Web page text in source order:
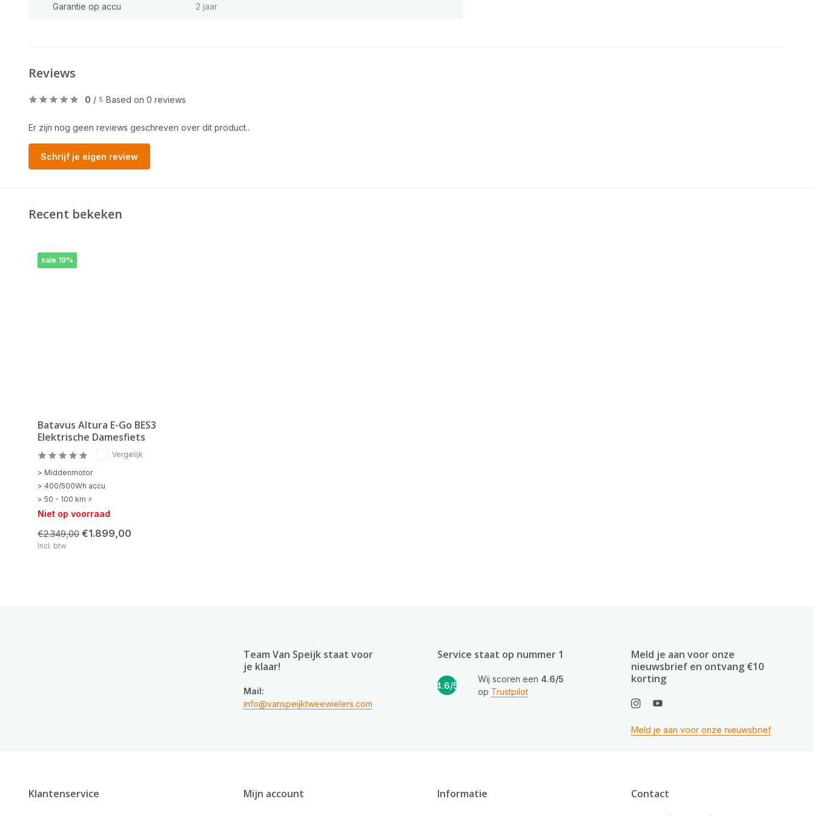
Garantie op accu 2 jaar
Reviews
0 / 5 Based on 0 reviews
Er zijn nog geen reviews geschreven over dit product..
Schrijf je eigen review
Recent bekeken
sale 19%
Batavus Altura E-Go BES3
Elektrische Damesfiets
Vergelijk
> Middenmotor
> 400/500Wh accu
> 50 - 100 km ⚡
Niet op voorraad
€2.349,00 €1.899,00
Incl. btw
Team Van Speijk staat voor
je klaar!
Mail:
info@vanspeijktweewielers.com
Service staat op nummer 1
4.6/5
Wij scoren een 4.6/5
op Trustpilot
Meld je aan voor onze
nieuwsbrief en ontvang €10
korting
Meld je aan voor onze nieuwsbrief
Klantenservice Mijn account Informatie Contact